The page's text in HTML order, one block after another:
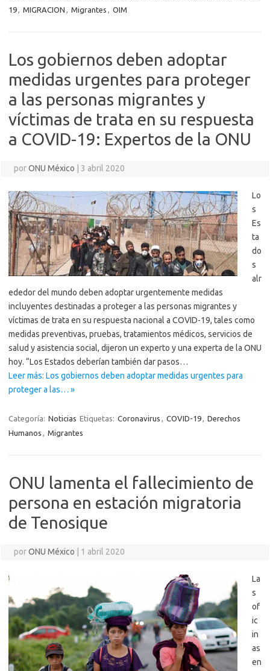
19, MIGRACION , Migrantes , OIM
Los gobiernos deben adoptar
medidas urgentes para proteger
a las personas migrantes y
víctimas de trata en su respuesta
a COVID-19: Expertos de la ONU
porONU México 3 abril 2020
Lo
s
Es
ta
do
s
alr
ededor del mundo deben adoptar urgentemente medidas
incluyentes destinadas a proteger a las personas migrantes y
víctimas de trata en su respuesta nacional a COVID-19, tales como
medidas preventivas, pruebas, tratamientos médicos, servicios de
salud y asistencia social, dijeron un experto y una experta de la ONU
hoy. “Los Estados deberían también dar pasos…
Leer más: Los gobiernos deben adoptar medidas urgentes para
proteger a las… »
Categoría: Noticias Etiquetas: Coronavirus , COVID-19, Derechos
Humanos , Migrantes
ONU lamenta el fallecimiento de
persona en estación migratoria
de Tenosique
porONU México 1 abril 2020
La
s
of
ic
in
as
en